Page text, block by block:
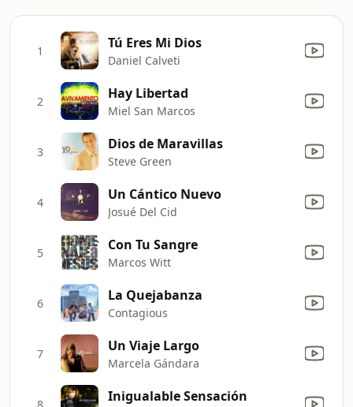
1 Tú Eres Mi Dios
Daniel Calveti
2 Hay Libertad
Miel San Marcos
3 Dios de Maravillas
Steve Green
4 Un Cántico Nuevo
Josué Del Cid
5 Con Tu Sangre
Marcos Witt
6 La Quejabanza
Contagious
7 Un Viaje Largo
Marcela Gándara
8 Inigualable Sensación